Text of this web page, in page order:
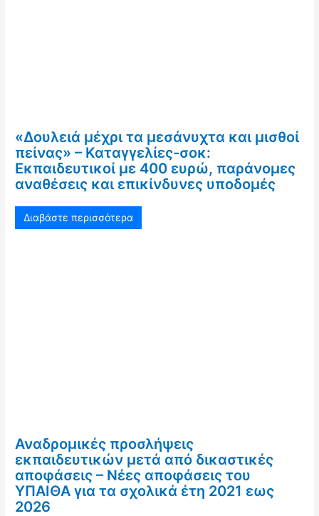
«Δουλειά μέχρι τα μεσάνυχτα και μισθοί
πείνας» – Καταγγελίες-σοκ:
Εκπαιδευτικοί με 400 ευρώ, παράνομες
αναθέσεις και επικίνδυνες υποδομές
Διαβάστε περισσότερα
Αναδρομικές προσλήψεις
εκπαιδευτικών μετά από δικαστικές
αποφάσεις – Νέες αποφάσεις του
ΥΠΑΙΘΑ για τα σχολικά έτη 2021 εως
2026